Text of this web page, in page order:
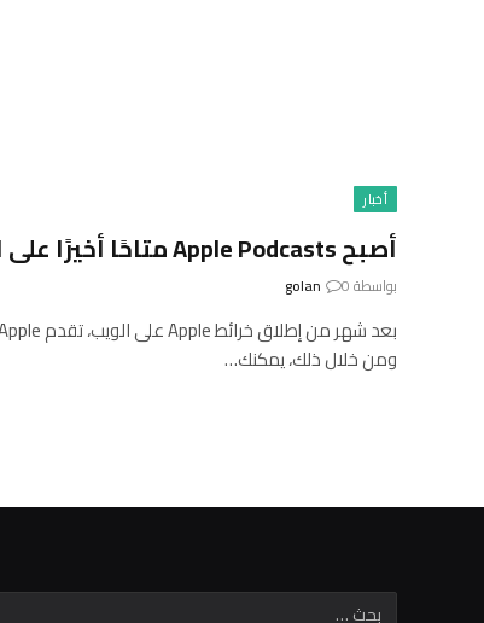
أخبار
أصبح Apple Podcasts متاحًا أخيرًا على الويب
بواسطة golan 0
ومن خلال ذلك، يمكنك…